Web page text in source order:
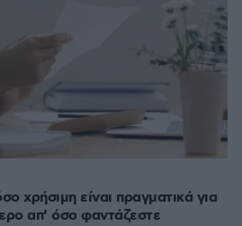
χρήσιμη είναι πραγματικά για
απ’ όσο φαντάζεστε